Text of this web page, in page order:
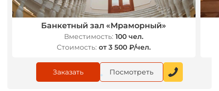
Банкетный зал «Мраморный»
Вместимость: 100 чел.
Стоимость: от 3 500 ₽/чел.
Заказать Посмотреть
*